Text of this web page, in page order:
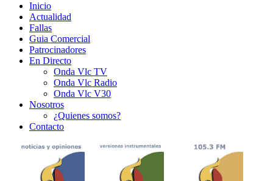
Inicio
Actualidad
Fallas
Guia Comercial
Patrocinadores
En Directo
Onda Vlc TV
Onda Vlc Radio
Onda Vlc V30
Nosotros
¿Quienes somos?
Contacto